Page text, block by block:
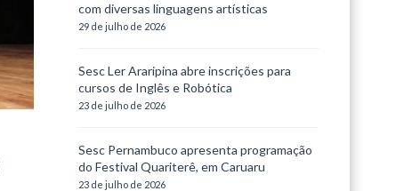
com diversas linguagens artísticas
29 de julho de 2026
Sesc Ler Araripina abre inscrições para
cursos de Inglês e Robótica
23 de julho de 2026
Sesc Pernambuco apresenta programação
do Festival Quariterê, em Caruaru
23 de julho de 2026